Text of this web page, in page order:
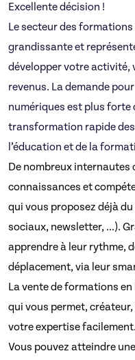
Excellente décision !
Le secteur des
grandissante et
développer votre activité,
revenus. La demande
numériques est plus forte
transformation rapide
l’éducation et de la
De nombreux internautes
connaissances et
qui vous proposez déjà
sociaux, newsletter, …).
apprendre à leur rythme,
déplacement, via leur
La vente de formations
qui vous permet,
votre expertise facilement.
Vous pouvez atteindre